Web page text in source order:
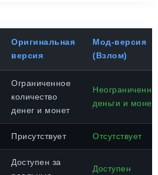
Оригинальная
версия
Мод-версия
(Взлом)
Ограниченное
количество
денег и монет
деньги и
Присутствует Отсутствует
Доступен за
Доступен